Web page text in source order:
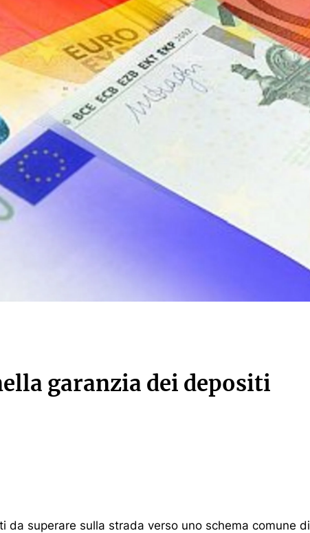
garanzia dei depositi
da superare sulla strada verso uno schema comune di